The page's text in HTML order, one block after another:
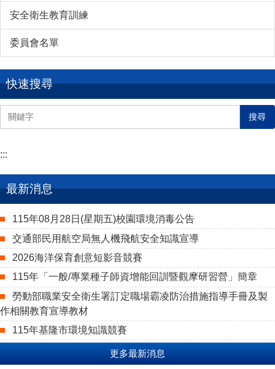
安全衛生教育訓練
委員會名單
快速搜尋
搜尋
:::
最新消息
115年08月28日(星期五)校園環境消毒公告
交通部民用航空局無人機飛航安全知識宣導
2026海洋保育創意短影音競賽
115年「一般/專業種子師資增能回訓暨觀摩研習營」簡章
勞動部職業安全衛生署訂定職場霸凌防治措施指導手冊及製
作相關教育宣導教材
115年基隆市環境知識競賽
更多最新消息